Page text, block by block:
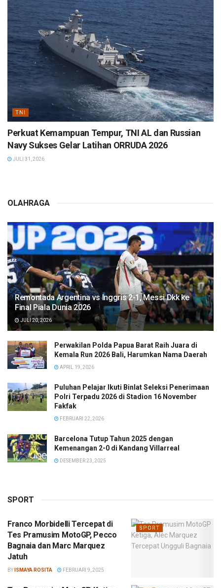
TNI
Perkuat Kemampuan Tempur, TNI AL dan Russian
Navy Sukses Gelar Latihan ORRUDA 2026
JULI 31, 2026
OLAHRAGA
Remontada Argentina vs Inggris 2-1, Messi Dkk ke
Final Piala Dunia 2026
JULI 20, 2026
Perwakilan Polda Papua Barat Raih Juara di
Kemala Run 2026 Bali, Harumkan Nama Daerah
APRIL 19, 2026
Puluhan Pelajar Ikuti Binlat Seleksi Penerimaan
Polri Terpadu 2026 di Stadion 16 November
Fakfak
FEBRUARI 22, 2026
Barcelona Tutup Tahun 2025 dengan
Kemenangan 2-0 di Kandang Villarreal
DESEMBER 23, 2025
SPORT
SPORT
Franco Morbidelli Tercepat di
Tes Pramusim MotoGP, Pecco
Bagnaia dan Marc Marquez
Jatuh
BY ISMAYA ROSITA FEBRUARI 9, 2025